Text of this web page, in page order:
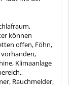
können
offen, Föhn,
vorhanden,
Klimaanlage
Rauchmelder,